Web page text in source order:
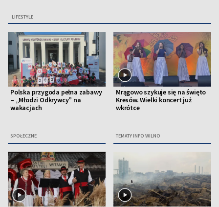
LIFESTYLE
Polska przygoda pełna zabawy
– „Młodzi Odkrywcy” na
wakacjach
SPOŁECZNE
Mrągowo szykuje się na święto
Kresów. Wielki koncert już
wkrótce
TEMATY INFO WILNO